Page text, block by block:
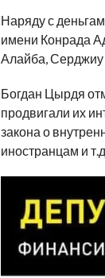
Наряду с
имени Конрада
Алайба, Серджиу
Богдан Цырдя
продвигали их
закона о
иностранцам и